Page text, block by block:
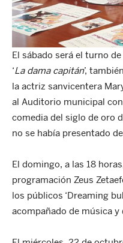
El sábado será el turno
‘La dama capitán’,
la actriz sanvicentera
al Auditorio municipal
comedia del siglo de oro
no se había presentado
El domingo, a las 18
programación Zeus
los públicos ‘Dreaming
acompañado de música y